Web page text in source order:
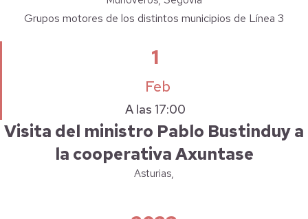
Grupos motores de los distintos municipios de Línea 3
1
Feb
A las 17:00
Visita del ministro Pablo Bustinduy a
la cooperativa Axuntase
Asturias,